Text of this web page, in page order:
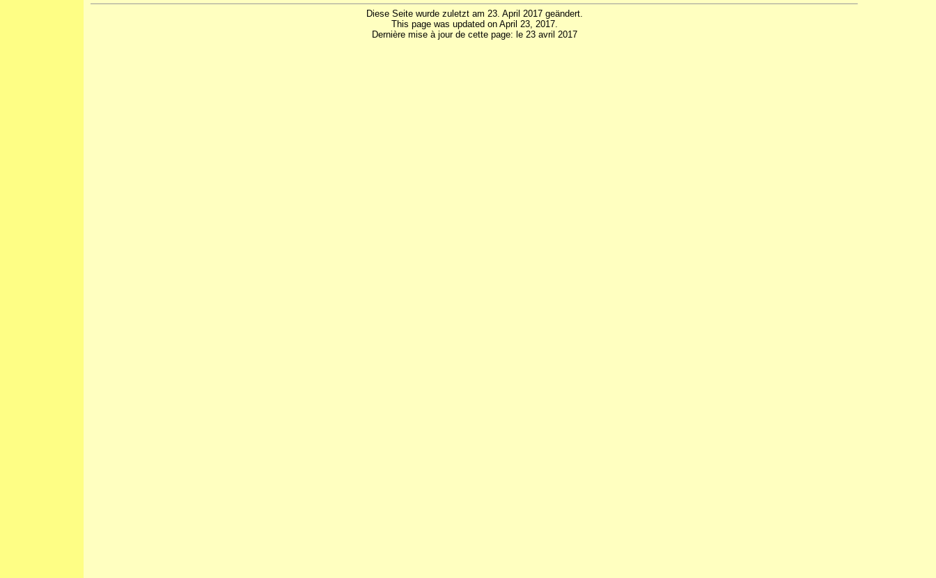
Diese Seite wurde zuletzt am 23. April 2017 geändert.
This page was updated on April 23, 2017.
Dernière mise à jour de cette page: le 23 avril 2017